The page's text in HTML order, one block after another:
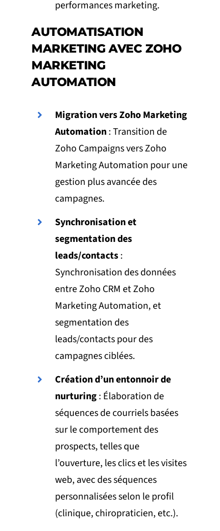
performances marketing.
AUTOMATISATION
MARKETING AVEC ZOHO
MARKETING
AUTOMATION
Migration vers Zoho Marketing
Automation: Transition de
Zoho Campaigns vers Zoho
Marketing Automation pour une
gestion plus avancée des
campagnes.
Synchronisation et
segmentation des
leads/contacts:
Synchronisation des données
entre Zoho CRM et Zoho
Marketing Automation, et
segmentation des
leads/contacts pour des
campagnes ciblées.
Création d’un entonnoir de
nurturing: Élaboration de
séquences de courriels basées
sur le comportement des
prospects, telles que
l’ouverture, les clics et les visites
web, avec des séquences
personnalisées selon le profil
(clinique, chiropraticien, etc.).